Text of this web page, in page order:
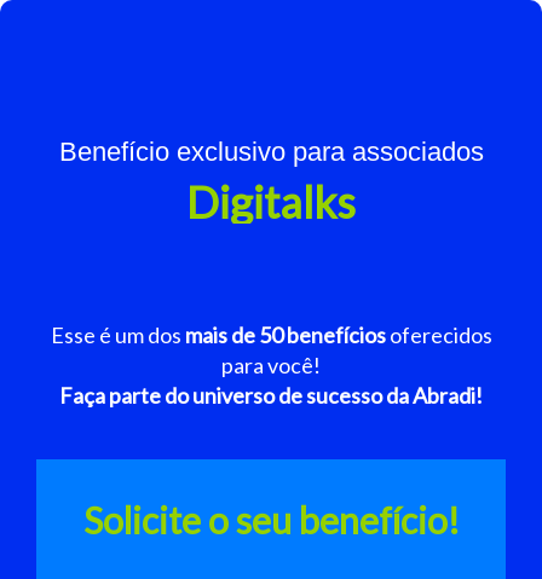
Benefício exclusivo para associados
Digitalks
Esse é um dos mais de 50 benefíciosoferecidos
para você!
Faça parte do universo de sucesso da Abradi!
Solicite o seu benefício!